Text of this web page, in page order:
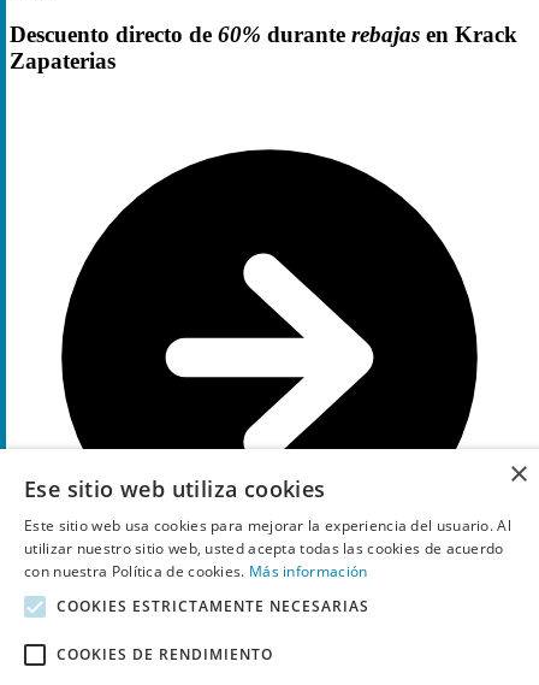
Descuento directo de 60% durante rebajas en Krack
Zapaterias
×
Ese sitio web utiliza cookies
Este sitio web usa cookies para mejorar la experiencia del usuario. Al
utilizar nuestro sitio web, usted acepta todas las cookies de acuerdo
con nuestra Política de cookies. Más información
COOKIES ESTRICTAMENTE NECESARIAS
COOKIES DE RENDIMIENTO